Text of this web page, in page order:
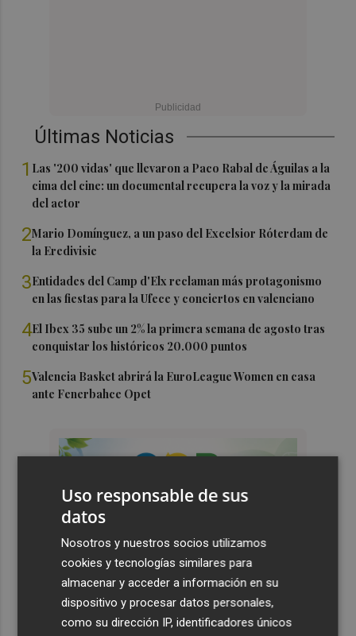
Últimas Noticias
1 Las '200 vidas' que llevaron a Paco Rabal de Águilas a la
cima del cine: un documental recupera la voz y la mirada
del actor
2Mario Domínguez, a un paso del Excelsior Róterdam de
la Eredivisie
3Entidades del Camp d'Elx reclaman más protagonismo
en las fiestas para la Ufece y conciertos en valenciano
4El Ibex 35 sube un 2% la primera semana de agosto tras
conquistar los históricos 20.000 puntos
5Valencia Basket abrirá la EuroLeague Women en casa
ante Fenerbahce Opet
Uso responsable de sus
datos
Nosotros y nuestros socios utilizamos
cookies y tecnologías similares para
almacenar y acceder a información en su
dispositivo y procesar datos personales,
como su dirección IP, identificadores únicos